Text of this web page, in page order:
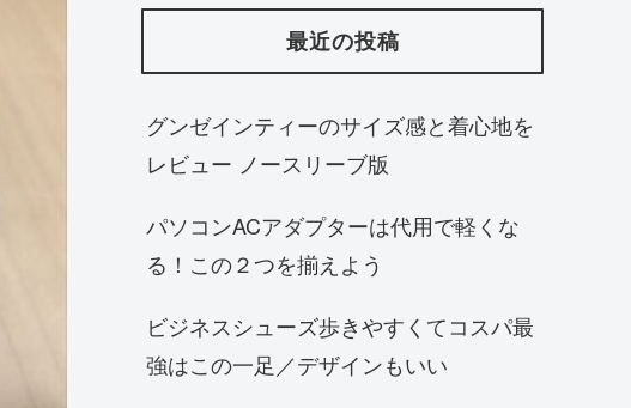
最近の投稿
グンゼインティーのサイズ感と着心地を
レビュー ノースリーブ版
パソコンACアダプターは代用で軽くな
る！この２つを揃えよう
ビジネスシューズ歩きやすくてコスパ最
強はこの一足／デザインもいい